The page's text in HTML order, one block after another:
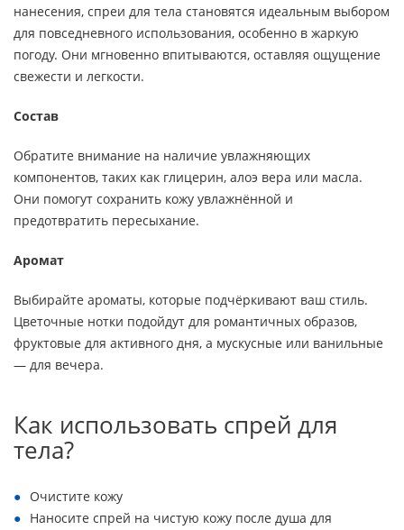
нанесения, спреи для тела становятся идеальным выбором
для повседневного использования, особенно в жаркую
погоду. Они мгновенно впитываются, оставляя ощущение
свежести и легкости.
Состав
Обратите внимание на наличие увлажняющих
компонентов, таких как глицерин, алоэ вера или масла.
Они помогут сохранить кожу увлажнённой и
предотвратить пересыхание.
Аромат
Выбирайте ароматы, которые подчёркивают ваш стиль.
Цветочные нотки подойдут для романтичных образов,
фруктовые для активного дня, а мускусные или ванильные
— для вечера.
Как использовать спрей для
тела?
Очистите кожу
Наносите спрей на чистую кожу после душа для